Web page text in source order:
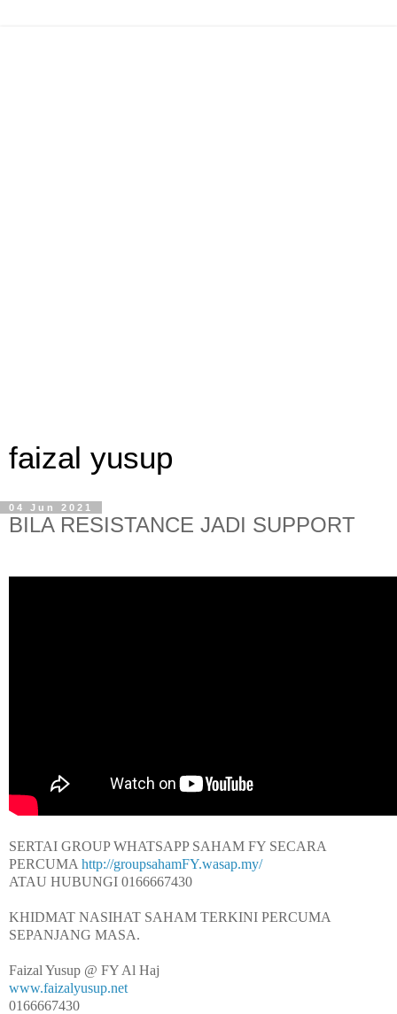
faizal yusup
04 Jun 2021
BILA RESISTANCE JADI SUPPORT
SERTAI GROUP WHATSAPP SAHAM FY SECARA
PERCUMA http://groupsahamFY.wasap.my/
ATAU HUBUNGI 0166667430
KHIDMAT NASIHAT SAHAM TERKINI PERCUMA
SEPANJANG MASA.
www.faizalyusup.net
0166667430